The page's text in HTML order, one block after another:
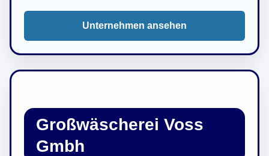
Unternehmen ansehen
Großwäscherei Voss
Gmbh